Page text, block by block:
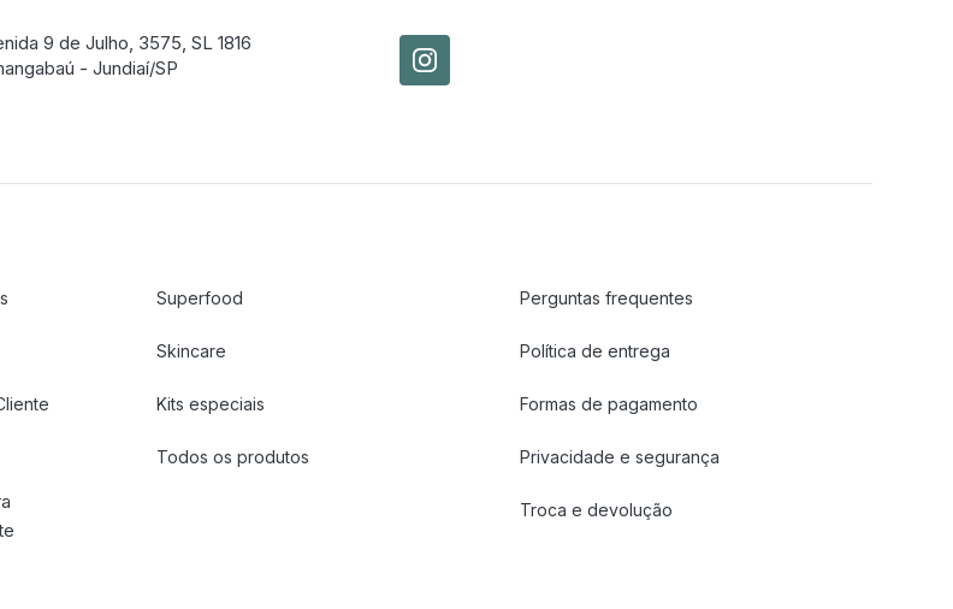
9 de Julho, 3575, SL 1816
- Jundiaí/SP
Superfood
Skincare
Kits especiais
Todos os produtos
Perguntas frequentes
Política de entrega
Formas de pagamento
Privacidade e segurança
Troca e devolução